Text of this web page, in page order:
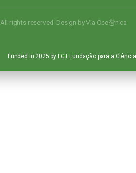
rights reserved. Design byVia Oce창nica
Funded in 2025 by FCT Fundação para a